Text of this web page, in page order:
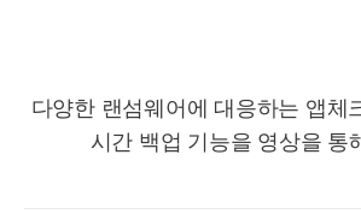
다양한 랜섬웨어에 대응하는 앱체
시간 백업 기능을 영상을 통